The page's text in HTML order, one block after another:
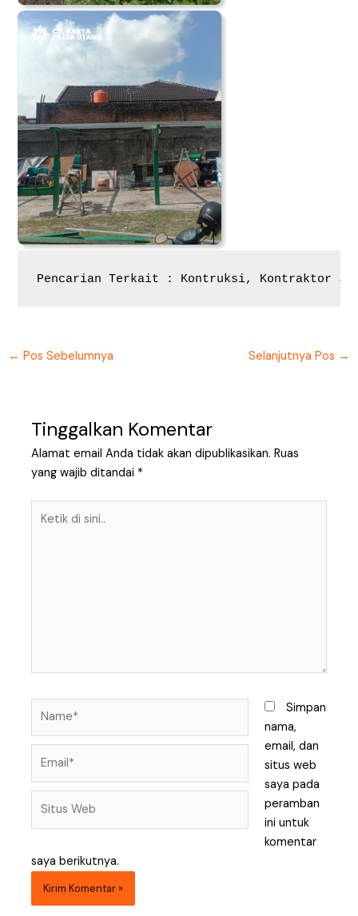
Pencarian Terkait : Kontruksi, Kontraktor
← Pos Sebelumnya Selanjutnya Pos →
Tinggalkan Komentar
Alamat email Anda tidak akan dipublikasikan. Ruas
yang wajib ditandai *
Simpan
nama,
email, dan
situs web
saya pada
peramban
ini untuk
komentar
saya berikutnya.